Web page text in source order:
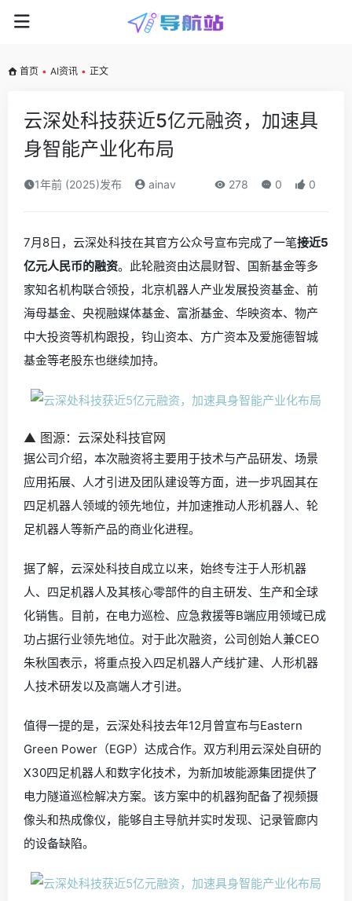
首页 • AI资讯 • 正文
云深处科技获近5亿元融资，加速具
身智能产业化布局
1年前 (2025)发布 ainav 278 0 0
7月8日，云深处科技在其官方公众号宣布完成了一笔接近5
亿元人民币的融资。此轮融资由达晨财智、国新基金等多
家知名机构联合领投，北京机器人产业发展投资基金、前
海母基金、央视融媒体基金、富浙基金、华映资本、物产
中大投资等机构跟投，钧山资本、方广资本及爱施德智城
基金等老股东也继续加持。
▲ 图源：云深处科技官网
据公司介绍，本次融资将主要用于技术与产品研发、场景
应用拓展、人才引进及团队建设等方面，进一步巩固其在
四足机器人领域的领先地位，并加速推动人形机器人、轮
足机器人等新产品的商业化进程。
据了解，云深处科技自成立以来，始终专注于人形机器
人、四足机器人及其核心零部件的自主研发、生产和全球
化销售。目前，在电力巡检、应急救援等B端应用领域已成
功占据行业领先地位。对于此次融资，公司创始人兼CEO
朱秋国表示，将重点投入四足机器人产线扩建、 人形机器
人技术研发以及高端人才引进。
值得一提的是，云深处科技去年12月曾宣布与Eastern
Green Power（EGP）达成合作。双方利用云深处自研的
X30四足机器人和数字化技术，为新加坡能源集团提供了
电力隧道巡检解决方案。该方案中的机器狗配备了视频摄
像头和热成像仪，能够自主导航并实时发现、记录管廊内
的设备缺陷。